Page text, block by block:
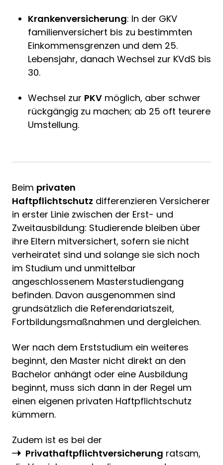
Krankenversicherung: In der GKV
familienversichert bis zu bestimmten
Einkommensgrenzen und dem 25.
Lebensjahr, danach Wechsel zur KVdS bis
30.
Wechsel zur PKV möglich, aber schwer
rückgängig zu machen; ab 25 oft teurere
Umstellung.
Beim privaten
Haftpflichtschutz differenzieren Versicherer
in erster Linie zwischen der Erst- und
Zweitausbildung: Studierende bleiben über
ihre Eltern mitversichert, sofern sie nicht
verheiratet sind und solange sie sich noch
im Studium und unmittelbar
angeschlossenem Masterstudiengang
befinden. Davon ausgenommen sind
grundsätzlich die Referendariatszeit,
Fortbildungsmaßnahmen und dergleichen.
Wer nach dem Erststudium ein weiteres
beginnt, den Master nicht direkt an den
Bachelor anhängt oder eine Ausbildung
beginnt, muss sich dann in der Regel um
einen eigenen privaten Haftpflichtschutz
kümmern.
Zudem ist es bei der
Privathaftpflichtversicherung ratsam,